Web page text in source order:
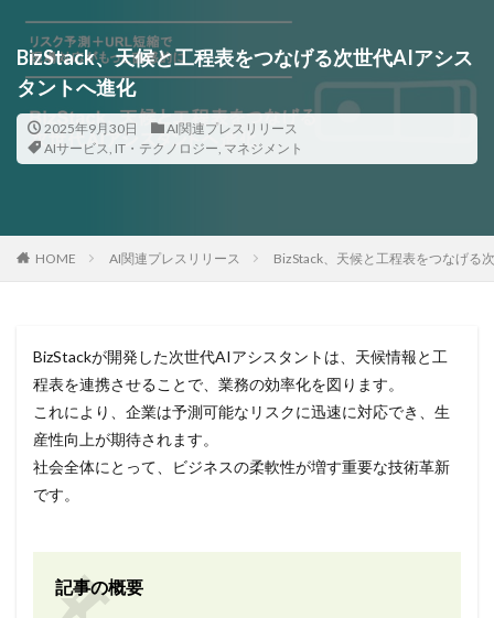
BizStack、天候と工程表をつなげる次世代AIアシス
タントへ進化
2025年9月30日
AI関連プレスリリース
AIサービス, IT・テクノロジー, マネジメント
HOME AI関連プレスリリース BizStack、天候と工程表をつなげる
BizStackが開発した次世代AIアシスタントは、天候情報と工
程表を連携させることで、業務の効率化を図ります。
これにより、企業は予測可能なリスクに迅速に対応でき、生
産性向上が期待されます。
社会全体にとって、ビジネスの柔軟性が増す重要な技術革新
です。
記事の概要